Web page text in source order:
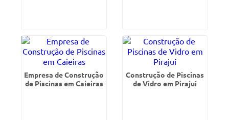
Empresa de Construção
de Piscinas em Caieiras
Construção de Piscinas
de Vidro em Pirajuí